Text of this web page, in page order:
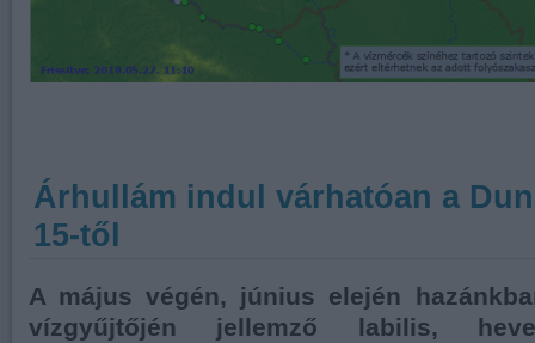
Árhullám indul várhatóan a
15-től
A május végén, június elején
vízgyűjtőjén jellemző labilis,